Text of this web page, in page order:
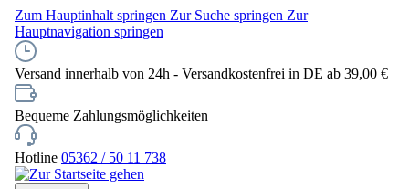
Zum Hauptinhalt springen Zur Suche springen Zur
Hauptnavigation springen
Versand innerhalb von 24h - Versandkostenfrei in DE ab 39,00 €
Bequeme Zahlungsmöglichkeiten
Hotline 05362 / 50 11 738